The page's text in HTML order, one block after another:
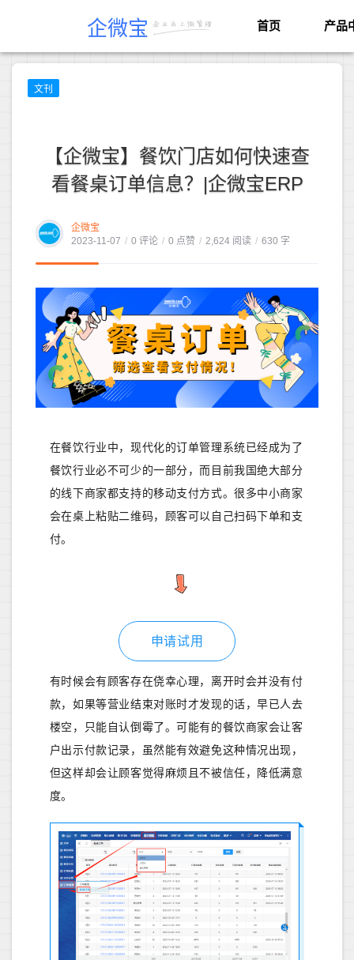
企微宝 首页 产品
文刊
【企微宝】餐饮门店如何快速查
看餐桌订单信息？|企微宝ERP
企微宝
2023-11-07 / 0 评论 / 0 点赞 / 2,624 阅读 / 630 字
在餐饮行业中，现代化的订单管理系统已经成为了
餐饮行业必不可少的一部分，而目前我国绝大部分
的线下商家都支持的移动支付方式。很多中小商家
会在桌上粘贴二维码，顾客可以自己扫码下单和支
付。
申请试用
有时候会有顾客存在侥幸心理，离开时会并没有付
款，如果等营业结束对账时才发现的话，早已人去
楼空，只能自认倒霉了。可能有的餐饮商家会让客
户出示付款记录，虽然能有效避免这种情况出现，
但这样却会让顾客觉得麻烦且不被信任，降低满意
度。